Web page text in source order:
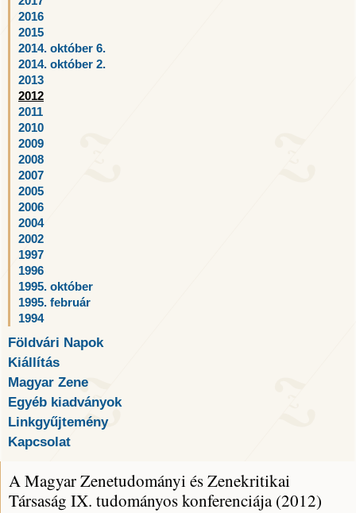
2016
2015
2014. október 6.
2014. október 2.
2013
2012
2011
2010
2009
2008
2007
2005
2006
2004
2002
1997
1996
1995. október
1995. február
1994
Földvári Napok
Kiállítás
Magyar Zene
Egyéb kiadványok
Linkgyűjtemény
Kapcsolat
A Magyar Zenetudományi és Zenekritikai
Társaság IX. tudományos konferenciája (2012)